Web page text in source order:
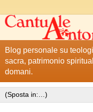
Blog personale su
sacra, patrimonio
domani.